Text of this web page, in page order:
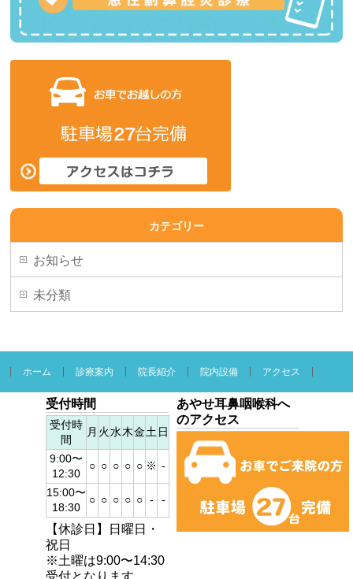
カテゴリー
お知らせ
未分類
ホーム 診療案内 院長紹介 院内設備 アクセス
受付時間
受付時
間
月 火 水木金土 日
9:00〜
12:30
○ ○ ○ ○ ○ ※ -
15:00〜
18:30
○ ○ ○ ○ ○ - -
【休診日】日曜日・
祝日
※土曜は9:00〜14:30
受付となります。
あやせ耳鼻咽喉科へ
のアクセス